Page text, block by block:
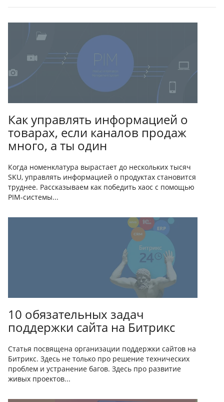
Как управлять информацией о
товарах, если каналов продаж
много, а ты один
Когда номенклатура вырастает до нескольких тысяч
SKU, управлять информацией о продуктах становится
труднее. Рассказываем как победить хаос с помощью
PIM-системы...
10 обязательных задач
поддержки сайта на Битрикс
Статья посвящена организации поддержки сайтов на
Битрикс. Здесь не только про решение технических
проблем и устранение багов. Здесь про развитие
живых проектов...